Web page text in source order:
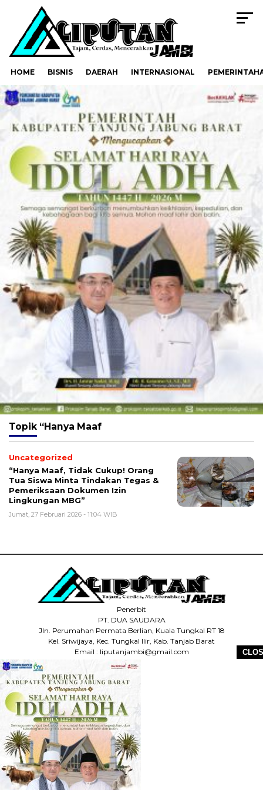
HOME BISNIS DAERAH INTERNASIONAL
Topik “Hanya Maaf
Uncategorized
“Hanya Maaf, Tidak Cukup! Orang
Tua Siswa Minta Tindakan Tegas &
Pemeriksaan Dokumen Izin
Lingkungan MBG”
Jumat, 27 Februari 2026 - 11:04 WIB
Penerbit
PT. DUA SAUDARA
Jln. Perumahan Permata Berlian, Kuala Tungkal RT 18
Kel. Sriwijaya, Kec. Tungkal Ilir, Kab. Tanjab Barat
Email : liputanjambi@gmail.com
HP +62 831-5083-5655
HOME REDAKSI
PEDOMAN MEDIA SIBER
DISCLAIMER
INFO IKLAN
COPYRIGHT © 2026 LIPUTANJAMBI.ID - ALL RIGHTS RESERVED